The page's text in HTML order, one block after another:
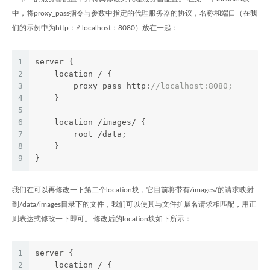
中，将proxy_pass指令与参数中指定的代理服务器的协议，名称和端口（在我
们的示例中为http：// localhost：8080）放在一起：
1
2
3
4
5
6
7
8
9
server {
    location / {
        proxy_pass http:
//localhost:8080;
    }
    location /images/ {
        root /data;
    }
}
我们在可以再修改一下第二个location块，它目前将带有/images/的请求映射
到/data/images目录下的文件，我们可以使其与文件扩展名请求相匹配，用正
则表达式修改一下即可。 修改后的location块如下所示：
1
2
server {
    location / {